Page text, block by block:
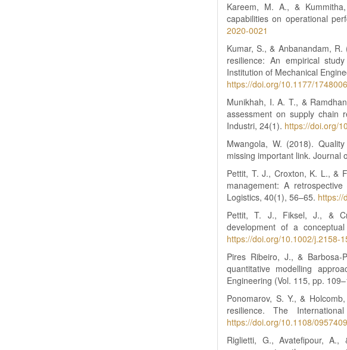
Kareem, M. A., &
capabilities on operational
2020-0021
Kumar, S., & Anbanandam,
resilience: An empirical
Institution of Mechanical
https://doi.org/10.1177/
Munikhah, I. A. T., &
assessment on supply chain
Industri, 24(1). https://doi.org/
Mwangola, W. (2018).
missing important link. Journal
Pettit, T. J., Croxton, K. L., &
management: A
Logistics, 40(1), 56–65. https://
Pettit, T. J., Fiksel, J., &
development of a
https://doi.org/10.1002/j.2158-
Pires Ribeiro, J., & Barbosa-
quantitative modelling
Engineering (Vol. 115, pp.
Ponomarov, S. Y., &
resilience. The
https://doi.org/10.1108/
Riglietti, G., Avatefipour,